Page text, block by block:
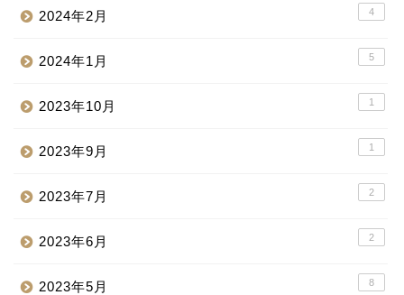
2024年2月 4
2024年1月 5
2023年10月 1
2023年9月 1
2023年7月 2
2023年6月 2
2023年5月 8